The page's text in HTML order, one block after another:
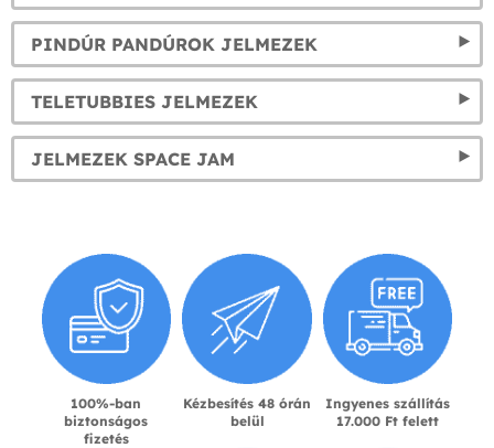
PINDÚR PANDÚROK JELMEZEK
TELETUBBIES JELMEZEK
JELMEZEK SPACE JAM
100%-ban
biztonságos
fizetés
Kézbesítés 48 órán
belül
Ingyenes szállítás
17.000 Ft felett